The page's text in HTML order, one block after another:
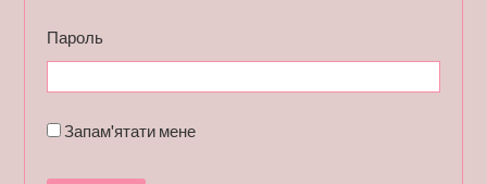
Пароль
Запам'ятати мене